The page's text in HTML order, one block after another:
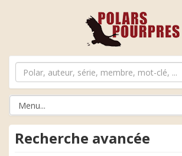
Recherche avancée